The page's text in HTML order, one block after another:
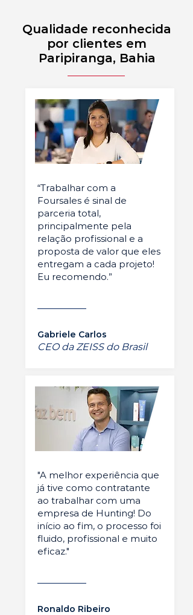
Qualidade reconhecida
por clientes em
Paripiranga, Bahia
“Trabalhar com a
Foursales é sinal de
parceria total,
principalmente pela
relação profissional e a
proposta de valor que eles
entregam a cada projeto!
Eu recomendo.”
Gabriele Carlos
CEO da ZEISS do Brasil
"A melhor experiência que
já tive como contratante
ao trabalhar com uma
empresa de Hunting! Do
início ao fim, o processo foi
fluido, profissional e muito
eficaz."
Ronaldo Ribeiro